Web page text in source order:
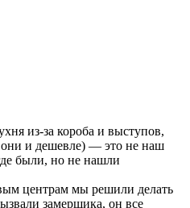
из-за короба и выступов,
они и дешевле) — это не наш
были, но не нашли
центрам мы решили делать
замерщика, он все